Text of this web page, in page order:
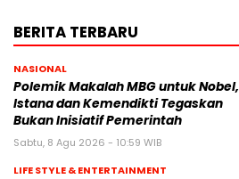
BERITA TERBARU
NASIONAL
Polemik Makalah MBG untuk Nobel,
Istana dan Kemendikti Tegaskan
Bukan Inisiatif Pemerintah
Sabtu, 8 Agu 2026 - 10:59 WIB
LIFE STYLE & ENTERTAINMENT